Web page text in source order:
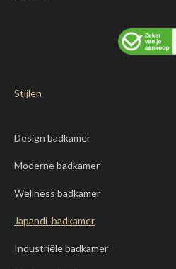
Stijlen
Design badkamer
Moderne badkamer
Wellness badkamer
Japandi badkamer
Industriële badkamer